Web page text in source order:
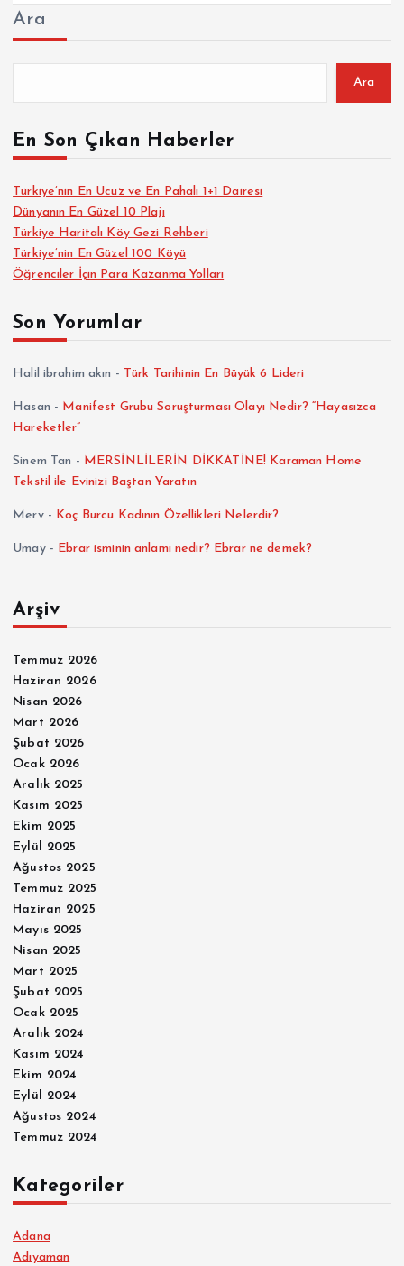
Ara
Ara
En Son Çıkan Haberler
Türkiye’nin En Ucuz ve En Pahalı 1+1 Dairesi
Dünyanın En Güzel 10 Plajı
Türkiye Haritalı Köy Gezi Rehberi
Türkiye’nin En Güzel 100 Köyü
Öğrenciler İçin Para Kazanma Yolları
Son Yorumlar
Halil ibrahim akın - Türk Tarihinin En Büyük 6 Lideri
Hasan - Manifest Grubu Soruşturması Olayı Nedir? “Hayasızca
Hareketler”
Sinem Tan - MERSİNLİLERİN DİKKATİNE! Karaman Home
Tekstil ile Evinizi Baştan Yaratın
Merv- Koç Burcu Kadının Özellikleri Nelerdir?
Umay- Ebrar isminin anlamı nedir? Ebrar ne demek?
Arşiv
Temmuz 2026
Haziran 2026
Nisan 2026
Mart 2026
Şubat 2026
Ocak 2026
Aralık 2025
Kasım 2025
Ekim 2025
Eylül 2025
Ağustos 2025
Temmuz 2025
Haziran 2025
Mayıs 2025
Nisan 2025
Mart 2025
Şubat 2025
Ocak 2025
Aralık 2024
Kasım 2024
Ekim 2024
Eylül 2024
Ağustos 2024
Temmuz 2024
Kategoriler
Adana
Adıyaman